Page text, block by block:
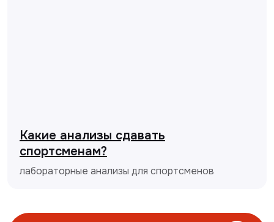
Какие анализы сдавать
спортсменам?
лабораторные анализы для спортсменов